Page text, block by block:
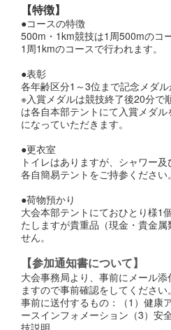
【特徴】
●コースの特徴
500m・1km競技は1周500mのコ
1周1kmのコースで行われます。
●表彰
各年齢区分1～3位まで記念メダル
※入賞メダルは競技終了後20分で
は各自本部テントにて入賞メダ
になっていただきます。
●更衣室
トイレはありますが、シャワー及
各自簡易テントをご持参ください
●荷物預かり
大会本部テントにておひとり様1
たしますが貴重品（現金・貴金
せん。
【参加通知書について】
大会事務局より、事前にメール
ますので事前確認をしてください。
事前に送付するもの：（1）健康
ースインフォメーション（3）安
技説明